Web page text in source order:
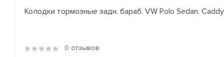
Колодки тормозные задн. бараб. VW Polo Sedan, Caddy
0 отзывов